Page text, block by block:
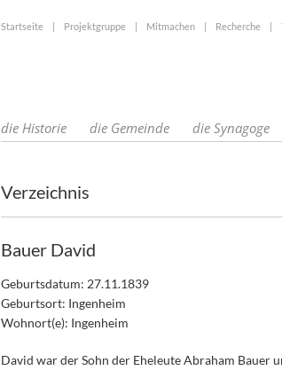
Startseite | Projektgruppe | Mitmachen | Recherche |
die Historie die Gemeinde die Synagoge
Verzeichnis
Bauer David
Geburtsdatum: 27.11.1839
Geburtsort: Ingenheim
Wohnort(e): Ingenheim
David war der Sohn der Eheleute Abraham Bauer